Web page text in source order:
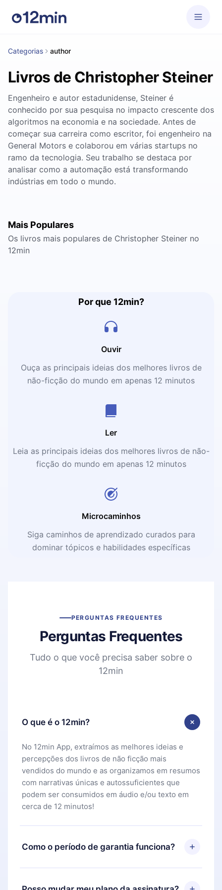
Categorias author
Livros de Christopher Steiner
Engenheiro e autor estadunidense, Steiner é
conhecido por sua pesquisa no impacto crescente dos
algoritmos na economia e na sociedade. Antes de
começar sua carreira como escritor, foi engenheiro na
General Motors e colaborou em várias startups no
ramo da tecnologia. Seu trabalho se destaca por
analisar como a automação está transformando
indústrias em todo o mundo.
Mais Populares
Os livros mais populares de Christopher Steiner no
12min
Por que 12min?
Ouvir
Ouça as principais ideias dos melhores livros de
não-ficção do mundo em apenas 12 minutos
Ler
Leia as principais ideias dos melhores livros de não-
ficção do mundo em apenas 12 minutos
Microcaminhos
Siga caminhos de aprendizado curados para
dominar tópicos e habilidades específicas
PERGUNTAS FREQUENTES
Perguntas Frequentes
Tudo o que você precisa saber sobre o
12min
O que é o 12min?
No 12min App, extraímos as melhores ideias e
percepções dos livros de não ficção mais
vendidos do mundo e as organizamos em resumos
com narrativas únicas e autossuficientes que
podem ser consumidos em áudio e/ou texto em
cerca de 12 minutos!
Como o período de garantia funciona?
Você pode baixar nosso aplicativo e começar a
aproveitar nossa biblioteca. Se por algum motivo